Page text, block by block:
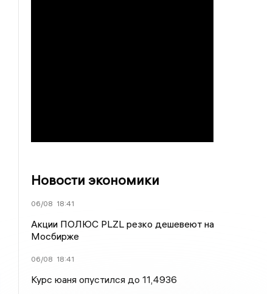
Новости экономики
06/08 18:41
Акции ПОЛЮС PLZL резко дешевеют на
Мосбирже
06/08 18:41
Курс юаня опустился до 11,4936